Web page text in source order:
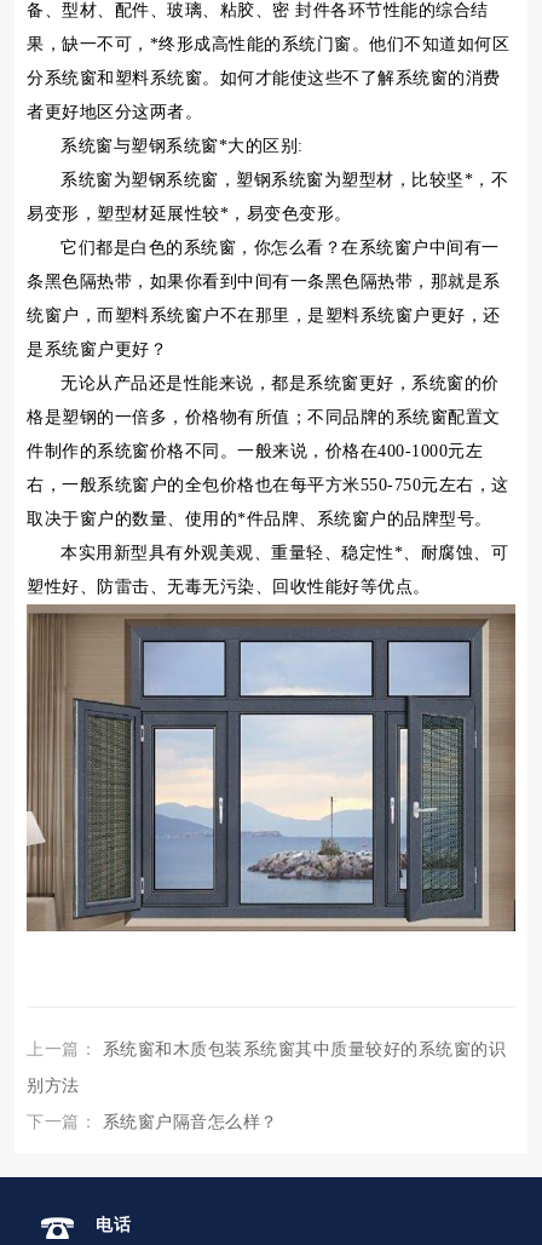
备、型材、配件、玻璃、粘胶、密 封件各环节性能的综合结
果，缺一不可，*终形成高性能的系统门窗。他们不知道如何区
分系统窗和塑料系统窗。如何才能使这些不了解系统窗的消费
者更好地区分这两者。
系统窗与塑钢系统窗*大的区别:
系统窗为塑钢系统窗，塑钢系统窗为塑型材，比较坚*，不
易变形，塑型材延展性较*，易变色变形。
它们都是白色的系统窗，你怎么看？在系统窗户中间有一
条黑色隔热带，如果你看到中间有一条黑色隔热带，那就是系
统窗户，而塑料系统窗户不在那里，是塑料系统窗户更好，还
是系统窗户更好？
无论从产品还是性能来说，都是系统窗更好，系统窗的价
格是塑钢的一倍多，价格物有所值；不同品牌的系统窗配置文
件制作的系统窗价格不同。一般来说，价格在400-1000元左
右，一般系统窗户的全包价格也在每平方米550-750元左右，这
取决于窗户的数量、使用的*件品牌、系统窗户的品牌型号。
本实用新型具有外观美观、重量轻、稳定性*、耐腐蚀、可
塑性好、防雷击、无毒无污染、回收性能好等优点。
上一篇：
系统窗和木质包装系统窗其中质量较好的系统窗的识
别方法
下一篇：
系统窗户隔音怎么样？
电话